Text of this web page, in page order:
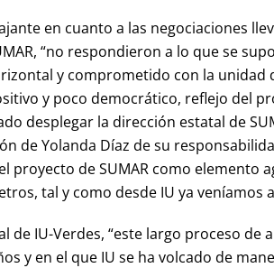
en cuanto a las negociaciones
“no respondieron a lo que se
y comprometido con la unidad
y poco democrático, reflejo del
desplegar la dirección estatal de
de Yolanda Díaz de su
proyecto de SUMAR como elemento
tal y como desde IU ya veníamos
de IU-Verdes, “este largo proceso de
y en el que IU se ha volcado de